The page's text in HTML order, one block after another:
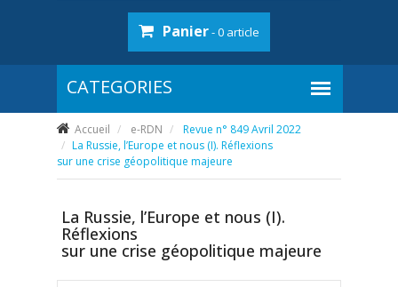
Panier- 0 article
Accueil e-RDN
Revue n° 849 Avril 2022
La Russie, l’Europe et nous (I). Réflexions
sur une crise géopolitique majeure
La Russie, l’Europe et nous (I).
Réflexions
sur une crise géopolitique majeure